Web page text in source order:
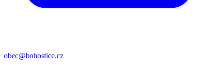
obec@bohostice.cz